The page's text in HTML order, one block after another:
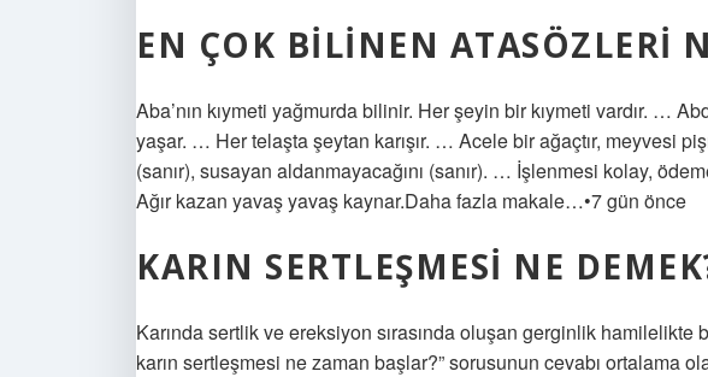
EN ÇOK BILINEN ATASÖZLERI
Aba’nın kıymeti yağmurda bilinir. Her şeyin bir kıymeti vardır. …
yaşar. … Her telaşta şeytan karışır. … Acele bir ağaçtır, meyvesi
(sanır), susayan aldanmayacağını (sanır). … İşlenmesi kolay,
Ağır kazan yavaş yavaş kaynar.Daha fazla makale…•7 gün önce
KARIN SERTLEŞMESI NE
Karında sertlik ve ereksiyon sırasında oluşan gerginlik hamilelikte
karın sertleşmesi ne zaman başlar?” sorusunun cevabı ortalama